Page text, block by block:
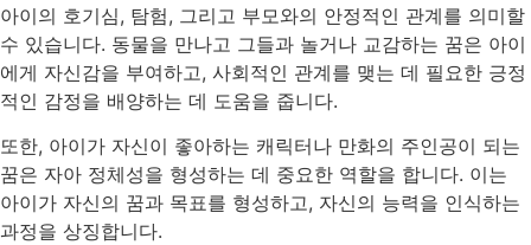
아이의 호기심, 탐험, 그리고 부모와의 안정적인 관계를 의미할
수 있습니다. 동물을 만나고 그들과 놀거나 교감하는 꿈은 아이
에게 자신감을 부여하고, 사회적인 관계를 맺는 데 필요한 긍정
적인 감정을 배양하는 데 도움을 줍니다.
또한, 아이가 자신이 좋아하는 캐릭터나 만화의 주인공이 되는
꿈은 자아 정체성을 형성하는 데 중요한 역할을 합니다. 이는
아이가 자신의 꿈과 목표를 형성하고, 자신의 능력을 인식하는
과정을 상징합니다.